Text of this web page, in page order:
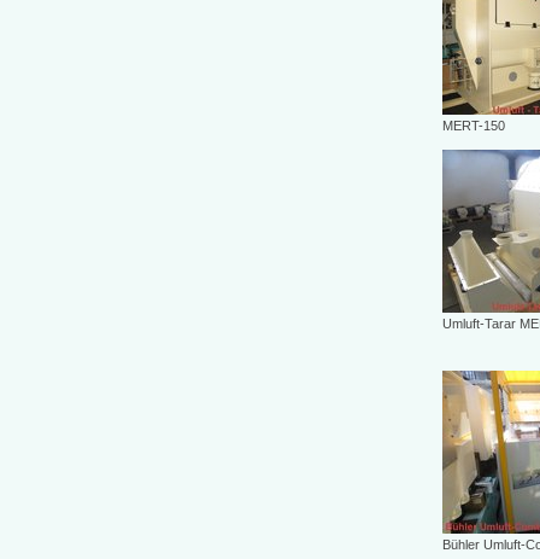
MERT-150
Umluft-Tarar
Bühler Umluft-